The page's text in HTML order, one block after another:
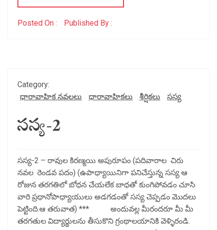
Posted On : Published By :
Category:
ధారావాహిక నవలలు
ధారావాహికలు శీర్షికలు సస్య
సస్య-2
సస్య-2 – రావుల కిరణ్మయి అపురూపం (పదివారాల చిరు
నవల రెండవ పదం) (ఉపాధ్యాయినిగా పనిచేస్తున్న సస్య ఆ
రోజున తరగతిలో బోధన చేయలేక బాధతో కుంగిపోవడం చూసి
వారి ప్రధానోపాధ్యాయులు అడగడంతో సస్య చెప్పడం మొదలు
పెట్టింది.ఆ తరువాత) *** అందువల్ల మీరందరూ మీ మీ
తరగతుల విద్యార్థులను తీసుకొని గ్రంథాలయానికి వెళ్ళిరండి.